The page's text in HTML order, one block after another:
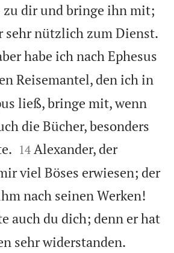
zu dir und bringe ihn mit;
sehr nützlich zum Dienst.
habe ich nach Ephesus
Reisemantel, den ich in
ließ, bringe mit, wenn
die Bücher, besonders


14 Alexander, der
viel Böses erwiesen; der
nach seinen Werken!
auch du dich; denn er hat
sehr widerstanden.